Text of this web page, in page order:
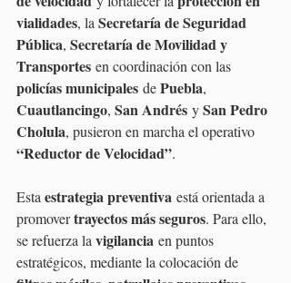
vialidades, la Secretaría de Seguridad
Pública, Secretaría de Movilidad y
Transportes en coordinación con las
policías municipales de Puebla,
Cuautlancingo, San Andrés y San Pedro
Cholula, pusieron en marcha el operativo
“Reductor de Velocidad”.
Esta estrategia preventiva está orientada a
promover trayectos más seguros. Para ello,
se refuerza la vigilancia en puntos
estratégicos, mediante la colocación de